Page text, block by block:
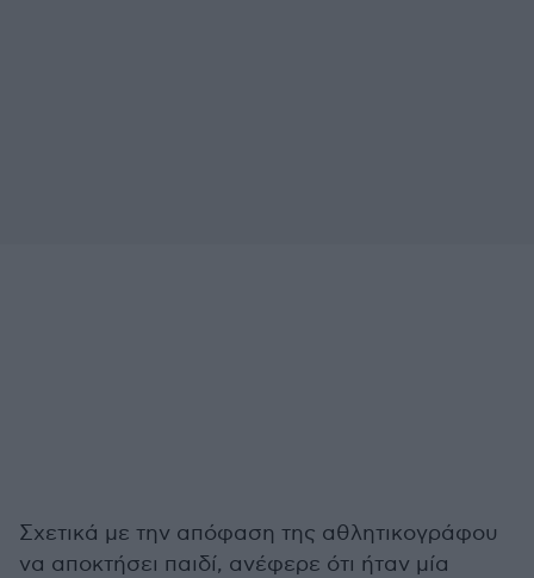
Σχετικά με την απόφαση της αθλητικογράφου
να αποκτήσει παιδί, ανέφερε ότι ήταν μία